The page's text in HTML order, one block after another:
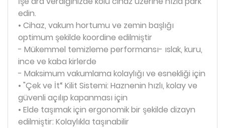
edin.
• Cihaz, vakum hortumu ve zemin başlığı
optimum şekilde koordine edilmiştir
- Mükemmel temizleme performansı- ıslak, kuru,
ince ve kaba kirlerde
- Maksimum vakumlama kolaylığı ve esnekliği için
• "Çek ve İt“ Kilit Sistemi: Haznenin hızlı, kolay ve
güvenli açılıp kapanması için
• Elde taşımak için ergonomik bir şekilde dizayn
edilmiştir: Kolaylıkla taşınabilir